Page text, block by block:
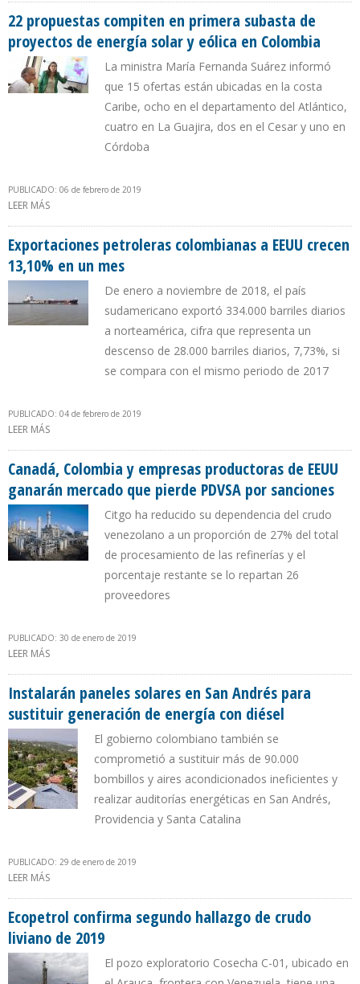
22 propuestas compiten en primera subasta de
proyectos de energía solar y eólica en Colombia
La ministra María Fernanda Suárez informó
que 15 ofertas están ubicadas en la costa
Caribe, ocho en el departamento del Atlántico,
cuatro en La Guajira, dos en el Cesar y uno en
Córdoba
PUBLICADO: 06 de febrero de 2019
LEER MÁS
Exportaciones petroleras colombianas a EEUU crecen
13,10% en un mes
De enero a noviembre de 2018, el país
sudamericano exportó 334.000 barriles diarios
a norteamérica, cifra que representa un
descenso de 28.000 barriles diarios, 7,73%, si
se compara con el mismo periodo de 2017
PUBLICADO: 04 de febrero de 2019
LEER MÁS
Canadá, Colombia y empresas productoras de EEUU
ganarán mercado que pierde PDVSA por sanciones
Citgo ha reducido su dependencia del crudo
venezolano a un proporción de 27% del total
de procesamiento de las refinerías y el
porcentaje restante se lo repartan 26
proveedores
PUBLICADO: 30 de enero de 2019
LEER MÁS
Instalarán paneles solares en San Andrés para
sustituir generación de energía con diésel
El gobierno colombiano también se
comprometió a sustituir más de 90.000
bombillos y aires acondicionados ineficientes y
realizar auditorías energéticas en San Andrés,
Providencia y Santa Catalina
PUBLICADO: 29 de enero de 2019
LEER MÁS
Ecopetrol confirma segundo hallazgo de crudo
liviano de 2019
El pozo exploratorio Cosecha C-01, ubicado en